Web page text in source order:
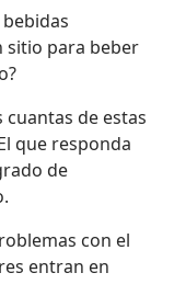
sitio para beber
cuantas de estas
que responda
de
con el
entran en